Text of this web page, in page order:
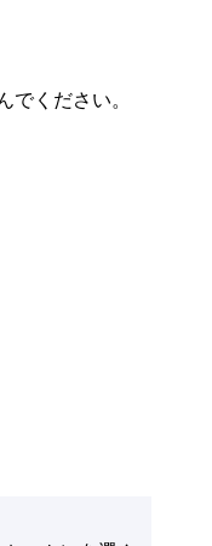
でください。